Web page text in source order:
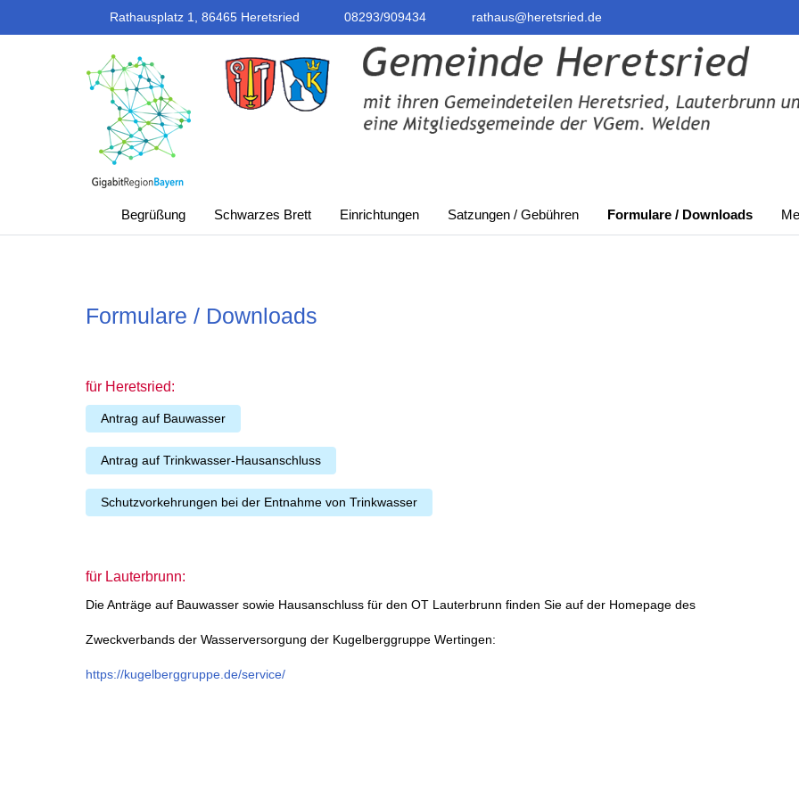
Rathausplatz 1, 86465 Heretsried 08293/909434 rathaus@heretsried.de
Begrüßung Schwarzes Brett Einrichtungen Satzungen / Gebühren Formulare / Downloads
Formulare / Downloads
für Heretsried:
Antrag auf Bauwasser
Antrag auf Trinkwasser-Hausanschluss
Schutzvorkehrungen bei der Entnahme von Trinkwasser
für Lauterbrunn:
Die Anträge auf Bauwasser sowie Hausanschluss für den OT Lauterbrunn finden Sie auf der Homepage des
Zweckverbands der Wasserversorgung der Kugelberggruppe Wertingen:
https://kugelberggruppe.de/service/